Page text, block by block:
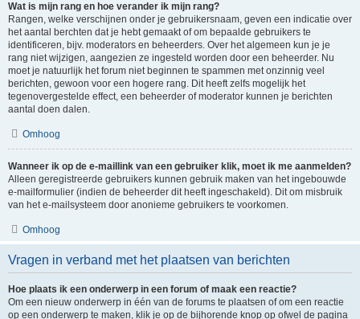
Wat is mijn rang en hoe verander ik mijn rang?
Rangen, welke verschijnen onder je gebruikersnaam, geven een indicatie over
het aantal berchten dat je hebt gemaakt of om bepaalde gebruikers te
identificeren, bijv. moderators en beheerders. Over het algemeen kun je je
rang niet wijzigen, aangezien ze ingesteld worden door een beheerder. Nu
moet je natuurlijk het forum niet beginnen te spammen met onzinnig veel
berichten, gewoon voor een hogere rang. Dit heeft zelfs mogelijk het
tegenovergestelde effect, een beheerder of moderator kunnen je berichten
aantal doen dalen.
Omhoog
Wanneer ik op de e-maillink van een gebruiker klik, moet ik me aanmelden?
Alleen geregistreerde gebruikers kunnen gebruik maken van het ingebouwde
e-mailformulier (indien de beheerder dit heeft ingeschakeld). Dit om misbruik
van het e-mailsysteem door anonieme gebruikers te voorkomen.
Omhoog
Vragen in verband met het plaatsen van berichten
Hoe plaats ik een onderwerp in een forum of maak een reactie?
Om een nieuw onderwerp in één van de forums te plaatsen of om een reactie
op een onderwerp te maken, klik je op de bijhorende knop op ofwel de pagina